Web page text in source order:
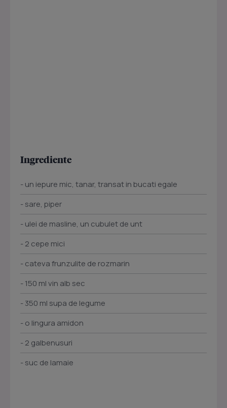
Ingrediente
- un iepure mic, tanar, transat in bucati egale
- sare, piper
- ulei de masline, un cubulet de unt
- 2 cepe mici
- cateva frunzulite de rozmarin
- 150 ml vin alb sec
- 350 ml supa de legume
- o lingura amidon
- 2 galbenusuri
- suc de lamaie